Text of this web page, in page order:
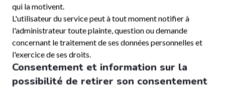
qui la motivent.
L'utilisateur du service peut à tout moment notifier à
l'administrateur toute plainte, question ou demande
concernant le traitement de ses données personnelles et
l'exercice de ses droits.
Consentement et information sur la
possibilité de retirer son consentement